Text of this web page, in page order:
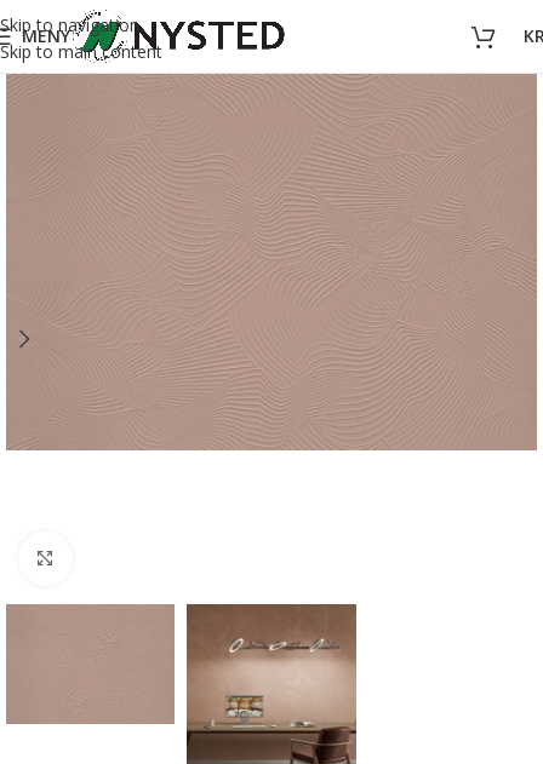
Skip to navigation
Skip to main content
MENY